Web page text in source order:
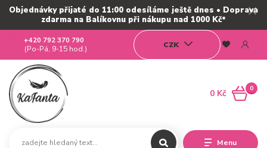
Objednávky přijaté do 11:00 odesíláme ještě dnes • Doprava
zdarma na Balíkovnu při nákupu nad 1000 Kč*
Menu
CZK
+420 792 370 790
(Po-Pá, 9-15 hod.)
0
0 Kč